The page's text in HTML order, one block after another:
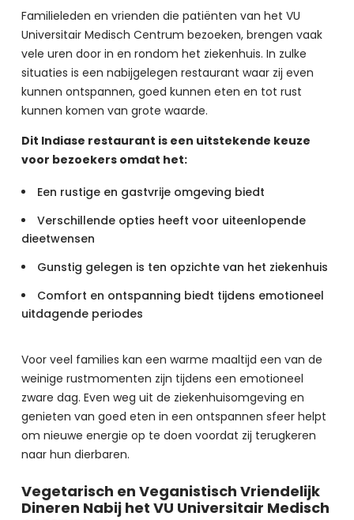
Familieleden en vrienden die patiënten van het VU
Universitair Medisch Centrum bezoeken, brengen vaak
vele uren door in en rondom het ziekenhuis. In zulke
situaties is een nabijgelegen restaurant waar zij even
kunnen ontspannen, goed kunnen eten en tot rust
kunnen komen van grote waarde.
Dit Indiase restaurant is een uitstekende keuze
voor bezoekers omdat het:
Een rustige en gastvrije omgeving biedt
Verschillende opties heeft voor uiteenlopende
dieetwensen
Gunstig gelegen is ten opzichte van het ziekenhuis
Comfort en ontspanning biedt tijdens emotioneel
uitdagende periodes
Voor veel families kan een warme maaltijd een van de
weinige rustmomenten zijn tijdens een emotioneel
zware dag. Even weg uit de ziekenhuisomgeving en
genieten van goed eten in een ontspannen sfeer helpt
om nieuwe energie op te doen voordat zij terugkeren
naar hun dierbaren.
Vegetarisch en Veganistisch Vriendelijk
Dineren Nabij het VU Universitair Medisch